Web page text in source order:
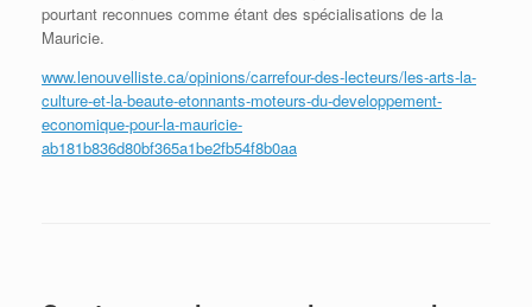
pourtant reconnues comme étant des spécialisations de la
Mauricie.
www.lenouvelliste.ca/opinions/carrefour-des-lecteurs/les-arts-la-
culture-et-la-beaute-etonnants-moteurs-du-developpement-
economique-pour-la-mauricie-
ab181b836d80bf365a1be2fb54f8b0aa